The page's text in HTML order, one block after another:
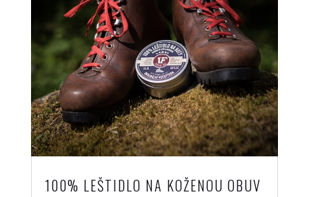
100% LEŠTIDLO NA KOŽENOU OBUV